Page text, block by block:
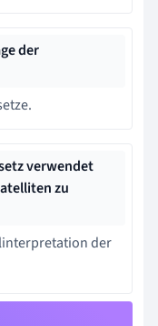
der
verwendet
zu
der